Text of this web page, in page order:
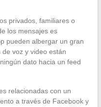
privados, familiares o
los mensajes es
pueden albergar un gran
voz y video están
dato hacia un feed
relacionadas con un
a través de Facebook y